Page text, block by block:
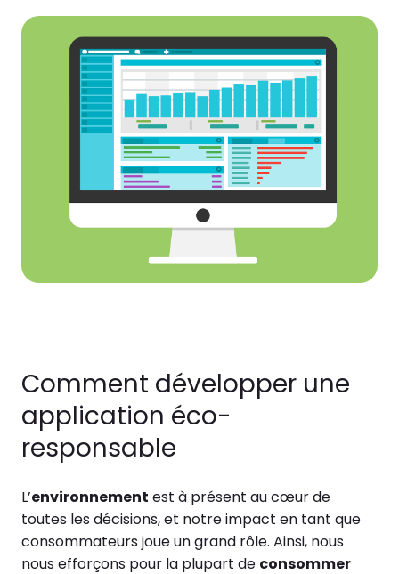
Comment développer une
application éco-
responsable
L’environnement est à présent au cœur de
toutes les décisions, et notre impact en tant que
consommateurs joue un grand rôle. Ainsi, nous
nous efforçons pour la plupart de consommer